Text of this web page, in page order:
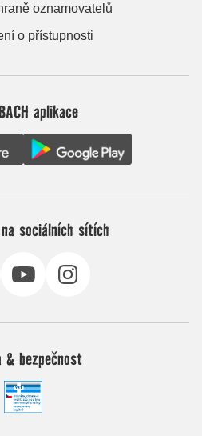
oznamovatelů
o přístupnosti
aplikace
na sociálních sítích
& bezpečnost